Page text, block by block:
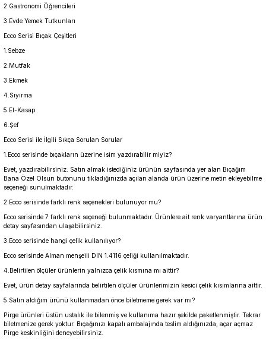
2.Gastronomi Öğrencileri
3.Evde Yemek Tutkunları
Ecco Serisi Bıçak Çeşitleri
1.Sebze
2.Mutfak
3.Ekmek
4.Sıyırma
5.Et-Kasap
6.Şef
Ecco Serisi ile İlgili Sıkça Sorulan Sorular
1.Ecco serisinde bıçakların üzerine isim yazdırabilir miyiz?
Evet, yazdırabilirsiniz. Satın almak istediğiniz ürünün sayfasında yer alan Bıçağım
Bana Özel Olsun butonunu tıkladığınızda açılan alanda ürün üzerine metin ekleyebilme
seçeneği sunulmaktadır.
2.Ecco serisinde farklı renk seçenekleri bulunuyor mu?
Ecco serisinde 7 farklı renk seçeneği bulunmaktadır. Ürünlere ait renk varyantlarına ürün
detay sayfasından ulaşabilirsiniz.
3.Ecco serisinde hangi çelik kullanılıyor?
Ecco serisinde Alman menşeili DIN 1.4116 çeliği kullanılmaktadır.
4.Belirtilen ölçüler ürünlerin yalnızca çelik kısmına mı aittir?
Evet, ürün detay sayfalarında belirtilen ölçüler ürünlerimizin kesici çelik kısımlarına aittir.
5.Satın aldığım ürünü kullanmadan önce biletmeme gerek var mı?
Pirge ürünleri üstün ustalık ile bilenmiş ve kullanıma hazır şekilde paketlenmiştir. Tekrar
biletmenize gerek yoktur. Bıçağınızı kapalı ambalajında teslim aldığınızda, açar açmaz
Pirge keskinliğini deneyebilirsiniz.